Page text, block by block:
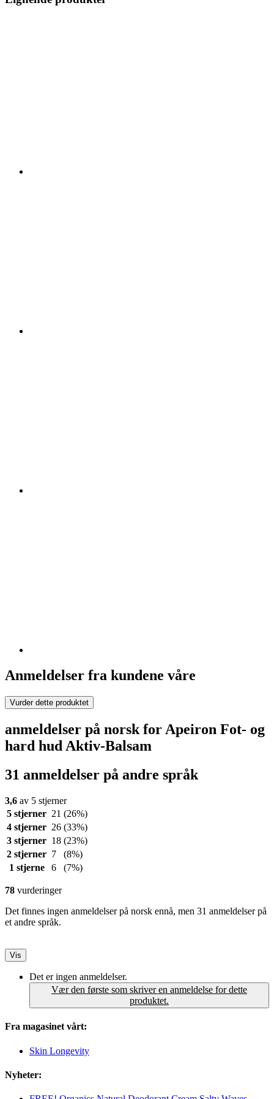
Anmeldelser fra kundene våre
Vurder dette produktet
anmeldelser på norsk for Apeiron Fot- og
hard hud Aktiv-Balsam
31 anmeldelser på andre språk
3,6 av 5 stjerner
5 stjerner 21 (26%)
4 stjerner 26 (33%)
3 stjerner 18 (23%)
2 stjerner 7
(8%)
1 stjerne
6 (7%)
78 vurderinger
Det finnes ingen anmeldelser på norsk ennå, men 31 anmeldelser på
et andre språk.
Vis
Det er ingen anmeldelser.
Vær den første som skriver en anmeldelse for dette
produktet.
Fra magasinet vårt:
Skin Longevity
Nyheter: